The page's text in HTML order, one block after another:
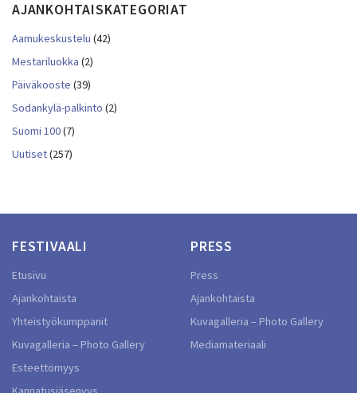
AJANKOHTAISKATEGORIAT
Aamukeskustelu (42)
Mestariluokka (2)
Päiväkooste (39)
Sodankylä-palkinto (2)
Suomi 100(7)
Uutiset(257)
FESTIVAALI
Etusivu
Ajankohtaista
Yhteistyökumppanit
Kuvagalleria – Photo Gallery
Esteettömyys
PRESS
Press
Ajankohtaista
Kuvagalleria – Photo Gallery
Mediamateriaali